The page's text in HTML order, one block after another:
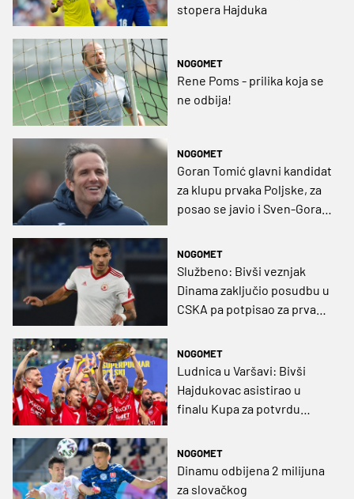
stopera Hajduka
NOGOMET
Rene Poms - prilika koja se
ne odbija!
NOGOMET
Goran Tomić glavni kandidat
za klupu prvaka Poljske, za
posao se javio i Sven-Goran
NOGOMET
Službeno: Bivši veznjak
Dinama zaključio posudbu u
CSKA pa potpisao za prvaka
NOGOMET
Ludnica u Varšavi: Bivši
Hajdukovac asistirao u
finalu Kupa za potvrdu
NOGOMET
Dinamu odbijena 2 milijuna
za slovačkog